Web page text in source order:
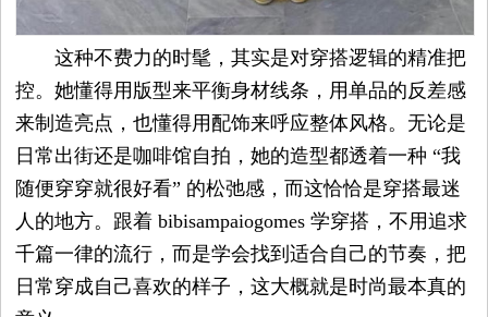
这种不费力的时髦，其实是对穿搭逻辑的精准把
控。她懂得用版型来平衡身材线条，用单品的反差感
来制造亮点，也懂得用配饰来呼应整体风格。无论是
日常出街还是咖啡馆自拍，她的造型都透着一种 “我
随便穿穿就很好看” 的松弛感，而这恰恰是穿搭最迷
人的地方。跟着 bibisampaiogomes 学穿搭，不用追求
千篇一律的流行，而是学会找到适合自己的节奏，把
日常穿成自己喜欢的样子，这大概就是时尚最本真的